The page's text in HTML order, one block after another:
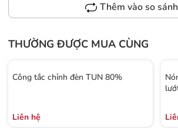
Thêm vào so sánh
THƯỜNG ĐƯỢC MUA CÙNG
Công tắc chỉnh đèn TUN 80%
Liên hệ